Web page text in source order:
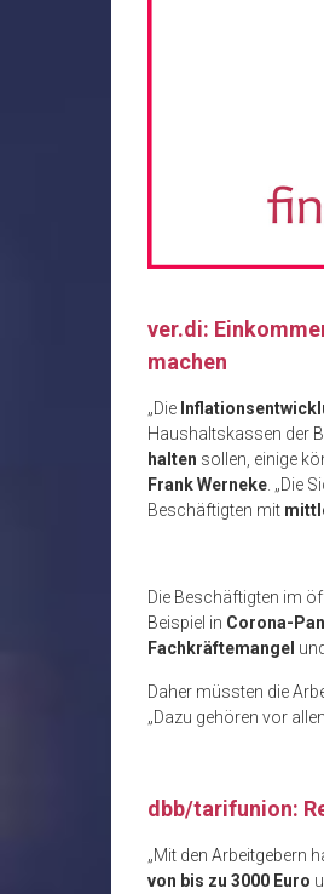
ver.di:
machen
„Die
Haushaltskassen der
halten sollen, einige
Frank Werneke . „Die
Beschäftigten mit
Die Beschäftigten im
Beispiel in Corona-
Fachkräftemangel
Daher müssten die
„Dazu gehören vor
dbb/tarifunion:
„Mit den Arbeitgebern
von bis zu 3000 Euro